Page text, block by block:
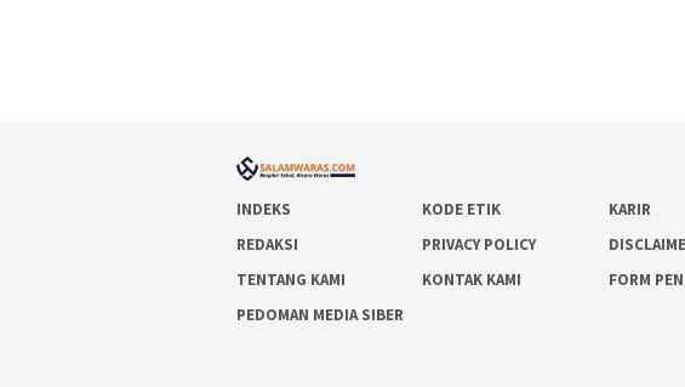
INDEKS KODE ETIK
KARIR
REDAKSI
PRIVACY POLICY
TENTANG KAMI
KONTAK KAMI
FORM
PEDOMAN MEDIA SIBER